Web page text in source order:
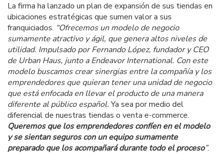
La firma ha lanzado un plan de expansión de sus tiendas en
ubicaciones estratégicas que sumen valor a sus
franquiciados. “Ofrecemos un modelo de negocio
sumamente atractivo y ágil, que genera altos niveles de
utilidad. Impulsado por Fernando López, fundador y CEO
de Urban Haus, junto a Endeavor International. Con este
modelo buscamos crear sinergias entre la compañía y los
emprendedores que quieran tener una unidad de negocio
que está enfocada en llevar el producto de una manera
diferente al público español.Ya sea por medio del
diferencial de nuestras tiendas o venta e-commerce.
Queremos que los emprendedores confíen en el modelo
y se sientan seguros con un equipo sumamente
preparado que los acompañará durante todo el proceso”.